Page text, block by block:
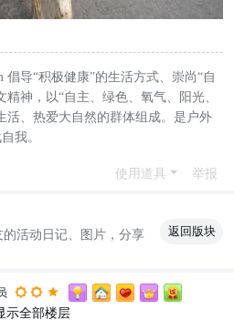
倡导“积极健康”的生活方式、崇尚“自
神，以“自主、绿色、氧气、阳光、
活、热爱大自然的群体组成。是户外
我。
使用道具 举报
活动日记、图片，分享
返回版块
示全部楼层